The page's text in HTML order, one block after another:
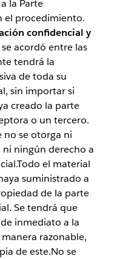
la Parte
el procedimiento.
confidencial y
acordó entre las
tendrá la
de toda su
sin importar si
creado la parte
o un tercero.
no se otorga ni
ningún derecho a
el material
suministrado a
de la parte
Se tendrá que
inmediato a la
razonable,
de este.No se